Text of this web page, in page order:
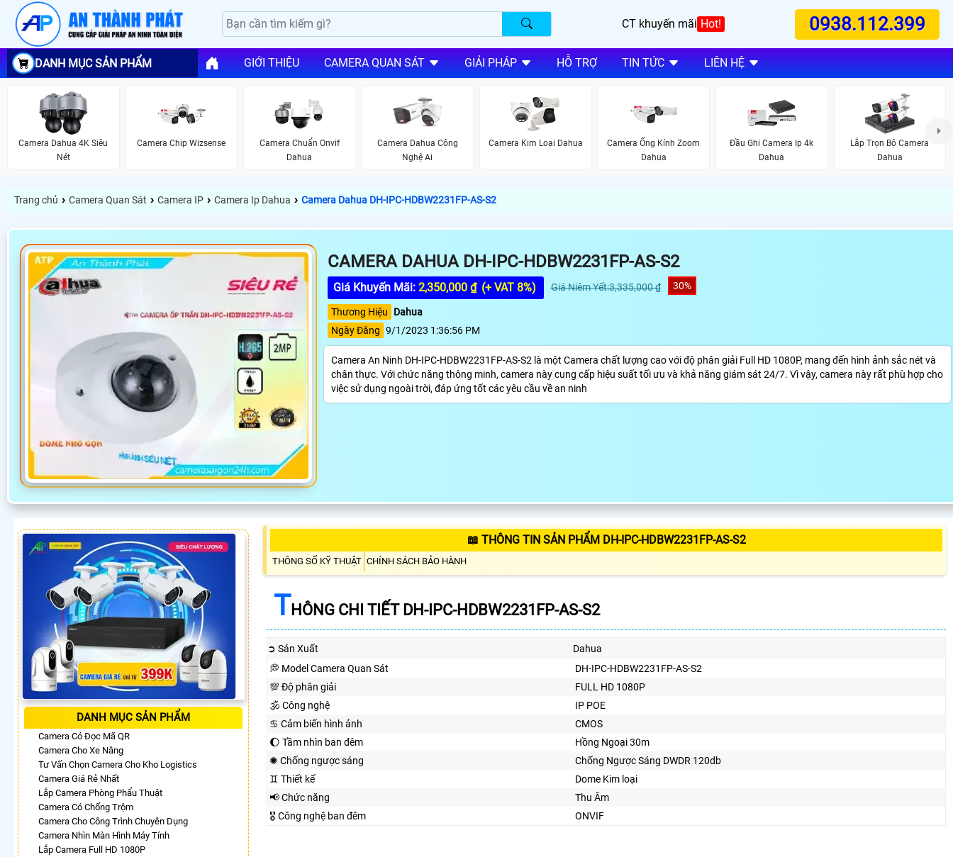
CT khuyến mãi Hot! 0938.112.399
DANH MỤC SẢN PHẨM GIỚI THIỆU CAMERA QUAN SÁT GIẢI PHÁP HỖ TRỢ TIN TỨC LIÊN HỆ
Camera Dahua 4K Siêu
Nét
Camera Chip Wizsense
Camera Chuẩn Onvif
Dahua
Camera Dahua Công
Nghệ Ai
Camera Kim Loại Dahua
Camera Ống Kính Zoom
Dahua
Đầu Ghi Camera Ip 4k
Dahua
Lắp Trọn Bộ Camera
Dahua
Trang chủ › Camera Quan Sát › Camera IP › Camera Ip Dahua › Camera Dahua DH-IPC-HDBW2231FP-AS-S2
CAMERA DAHUA DH-IPC-HDBW2231FP-AS-S2
Giá Khuyến Mãi: 2,350,000 ₫ (+ VAT 8%) Giá Niêm Yết:3,335,000 ₫ 30%
Thương Hiệu
Dahua
Ngày Đăng 9/1/2023 1:36:56 PM
Camera An Ninh DH-IPC-HDBW2231FP-AS-S2 là một Camera chất lượng cao với độ phân giải Full HD 1080P, mang đến hình ảnh sắc nét và
chân thực. Với chức năng thông minh, camera này cung cấp hiệu suất tối ưu và khả năng giám sát 24/7. Vì vậy, camera này rất phù hợp cho
việc sử dụng ngoài trời, đáp ứng tốt các yêu cầu về an ninh
DANH MỤC SẢN PHẨM
Camera Có Đọc Mã QR
Camera Cho Xe Nâng
Tư Vấn Chọn Camera Cho Kho Logistics
Camera Giá Rẻ Nhất
Lắp Camera Phòng Phẩu Thuật
Camera Có Chống Trộm
Camera Cho Công Trình Chuyên Dụng
Camera Nhìn Màn Hình Máy Tính
Lắp Camera Full HD 1080P
📖 THÔNG TIN SẢN PHẨM DH-IPC-HDBW2231FP-AS-S2
THÔNG SỐ KỸ THUẬT CHÍNH SÁCH BẢO HÀNH
THÔNG CHI TIẾT DH-IPC-HDBW2231FP-AS-S2
➲ Sản Xuất
Dahua
💭 Model Camera Quan Sát
DH-IPC-HDBW2231FP-AS-S2
💯 Độ phân giải
FULL HD 1080P
🕉️ Công nghệ
IP POE
♋ Cảm biến hình ảnh
CMOS
🌔 Tầm nhìn ban đêm
Hồng Ngoại 30m
✺ Chống ngược sáng
Chống Ngược Sáng DWDR 120db
♊ Thiết kế
Dome Kim loại
📢 Chức năng
Thu Âm
🎖️ Công nghệ ban đêm
ONVIF